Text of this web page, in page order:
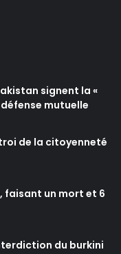
signent la «
mutuelle
de la citoyenneté
faisant un mort et 6
du burkini